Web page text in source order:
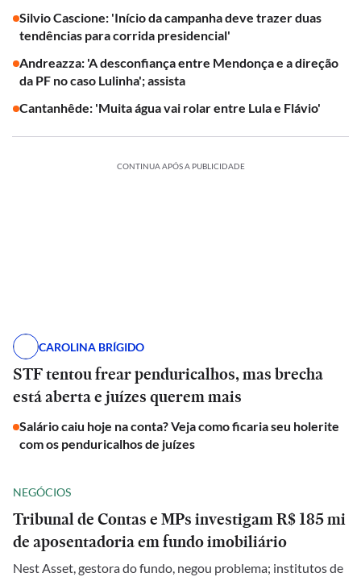
Silvio Cascione: 'Início da campanha deve trazer duas
tendências para corrida presidencial'
Andreazza: 'A desconfiança entre Mendonça e a direção
da PF no caso Lulinha'; assista
Cantanhêde: 'Muita água vai rolar entre Lula e Flávio'
CONTINUA APÓS A PUBLICIDADE
CAROLINA BRÍGIDO
STF tentou frear penduricalhos, mas brecha
está aberta e juízes querem mais
Salário caiu hoje na conta? Veja como ficaria seu holerite
com os penduricalhos de juízes
NEGÓCIOS
Tribunal de Contas e MPs investigam R$ 185 mi
de aposentadoria em fundo imobiliário
Nest Asset, gestora do fundo, negou problema; institutos de